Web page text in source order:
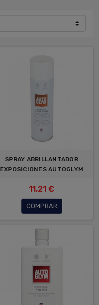
SPRAY ABRILLANTADOR
EXPOSICIONES AUTOGLYM
11,21 €
COMPRAR